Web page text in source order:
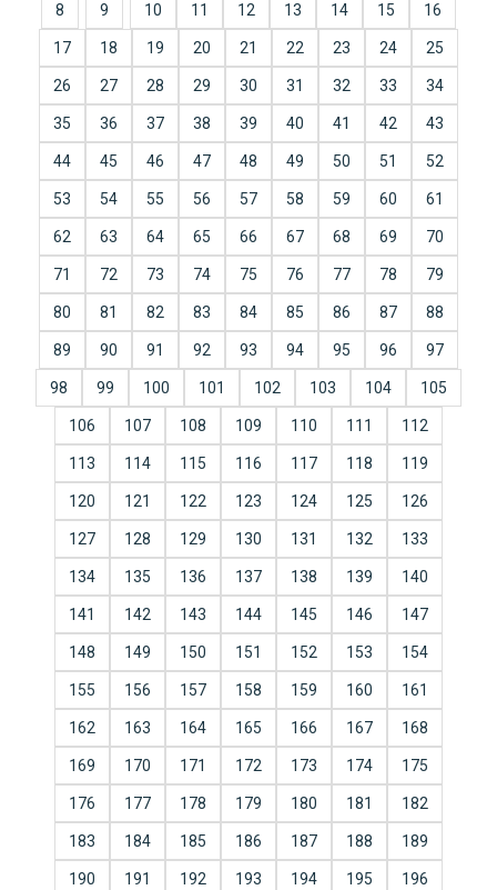
8 9 10 11 12 13 14 15 16
17 18 19 20 21 22 23 24 25
26 27 28 29 30 31 32 33 34
35 36 37 38 39 40 41 42 43
44 45 46 47 48 49 50 51 52
53 54 55 56 57 58 59 60 61
62 63 64 65 66 67 68 69 70
71 72 73 74 75 76 77 78 79
80 81 82 83 84 85 86 87 88
89 90 91 92 93 94 95 96 97
98 99 100 101 102 103 104 105
106 107 108 109 110 111 112
113 114 115 116 117 118 119
120 121 122 123 124 125 126
127 128 129 130 131 132 133
134 135 136 137 138 139 140
141 142 143 144 145 146 147
148 149 150 151 152 153 154
155 156 157 158 159 160 161
162 163 164 165 166 167 168
169 170 171 172 173 174 175
176 177 178 179 180 181 182
183 184 185 186 187 188 189
190 191 192 193 194 195 196